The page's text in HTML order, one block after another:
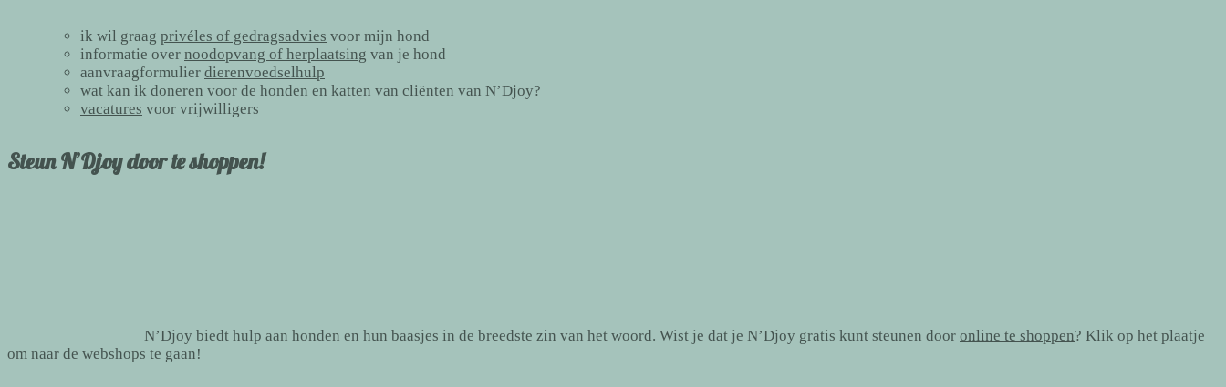
ik wil graag privéles of gedragsadvies voor mijn hond
informatie over noodopvang of herplaatsing van je hond
aanvraagformulier dierenvoedselhulp
wat kan ik doneren voor de honden en katten van cliënten van N’Djoy?
vacatures voor vrijwilligers
Steun N’Djoy door te shoppen!
N’Djoy biedt hulp aan honden en hun baasjes in de breedste zin van het woord. Wist je dat je N’Djoy gratis kunt steunen door online te shoppen? Klik op het plaatje
om naar de webshops te gaan!